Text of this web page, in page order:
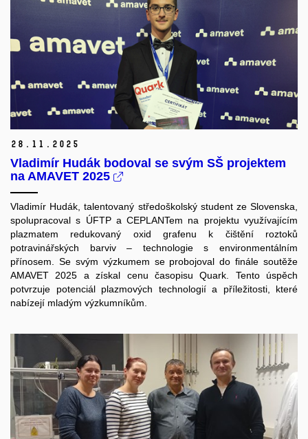
28. 11. 2025
Vladimír Hudák bodoval se svým SŠ projektem
na AMAVET 2025
Vladimír Hudák, talentovaný středoškolský student ze Slovenska,
spolupracoval s ÚFTP a CEPLANTem na projektu využívajícím
plazmatem redukovaný oxid grafenu k čištění roztoků
potravinářských barviv – technologie s environmentálním
přínosem. Se svým výzkumem se probojoval do finále soutěže
AMAVET 2025 a získal cenu časopisu Quark. Tento úspěch
potvrzuje potenciál plazmových technologií a příležitosti, které
nabízejí mladým výzkumníkům.